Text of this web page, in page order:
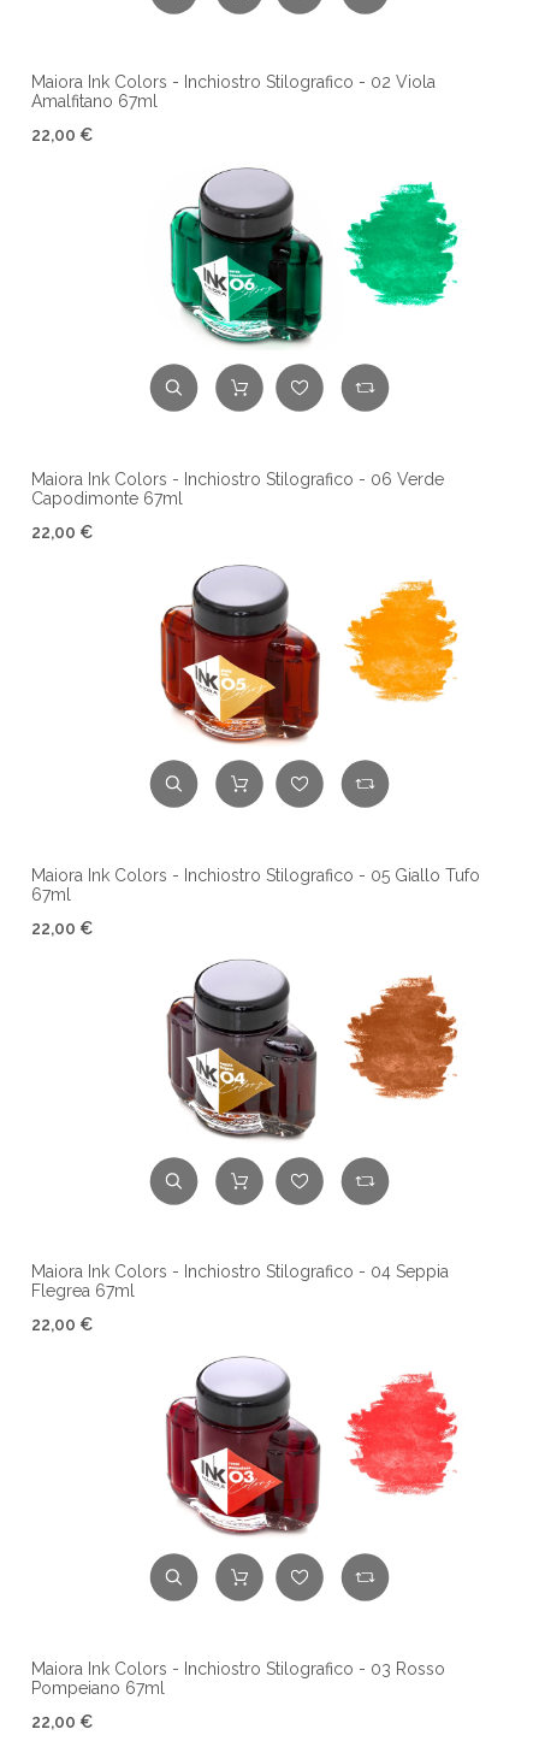
Maiora Ink Colors - Inchiostro Stilografico - 02 Viola
Amalfitano 67ml
22,00 €
Maiora Ink Colors - Inchiostro Stilografico - 06 Verde
Capodimonte 67ml
22,00 €
Maiora Ink Colors - Inchiostro Stilografico - 05 Giallo Tufo
67ml
22,00 €
Maiora Ink Colors - Inchiostro Stilografico - 04 Seppia
Flegrea 67ml
22,00 €
Maiora Ink Colors - Inchiostro Stilografico - 03 Rosso
Pompeiano 67ml
22,00 €